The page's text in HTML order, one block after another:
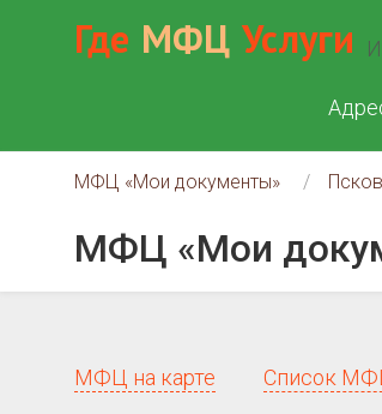
Где МФЦ Услуги
МФЦ «Мои документы»
МФЦ «Мои
МФЦ на карте Список